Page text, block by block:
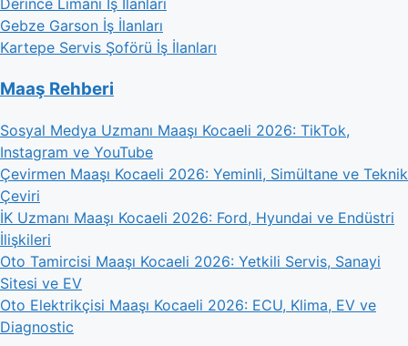
Derince Limanı İş İlanları
Gebze Garson İş İlanları
Kartepe Servis Şoförü İş İlanları
Maaş Rehberi
Sosyal Medya Uzmanı Maaşı Kocaeli 2026: TikTok,
Instagram ve YouTube
Çevirmen Maaşı Kocaeli 2026: Yeminli, Simültane ve Teknik
Çeviri
İK Uzmanı Maaşı Kocaeli 2026: Ford, Hyundai ve Endüstri
İlişkileri
Oto Tamircisi Maaşı Kocaeli 2026: Yetkili Servis, Sanayi
Sitesi ve EV
Oto Elektrikçisi Maaşı Kocaeli 2026: ECU, Klima, EV ve
Diagnostic